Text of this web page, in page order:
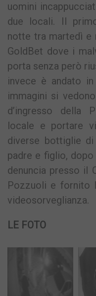
uomini
due locali. Il
notte tra martedì
GoldBet dove i
porta senza però
invece è andato
immagini si
d’ingresso della
locale e portare
diverse bottiglie
padre e figlio,
denuncia presso il
Pozzuoli e fornito
videosorveglianza.
LE FOTO